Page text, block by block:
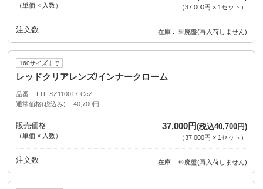
（単価 × 入数） （37,000円 × 1セット ）
注文数 在庫 ※廃盤(再入荷しません)
160サイズまで
レッドクリアレンズ/インナークローム
品番
LTL-SZ110017-CcZ
通常価格(税込み)
40,700円
販売価格
（単価 × 入数）
37,000円(税込40,700円)
（37,000円 × 1 セット ）
注文数 在庫 ※廃盤(再入荷しません)